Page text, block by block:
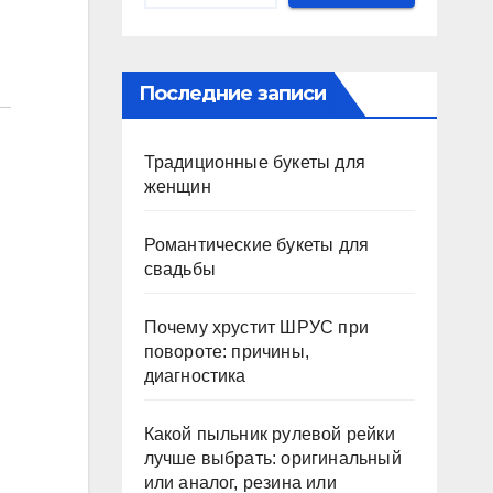
Последние записи
Традиционные букеты для
женщин
Романтические букеты для
свадьбы
Почему хрустит ШРУС при
повороте: причины,
диагностика
Какой пыльник рулевой рейки
лучше выбрать: оригинальный
или аналог, резина или